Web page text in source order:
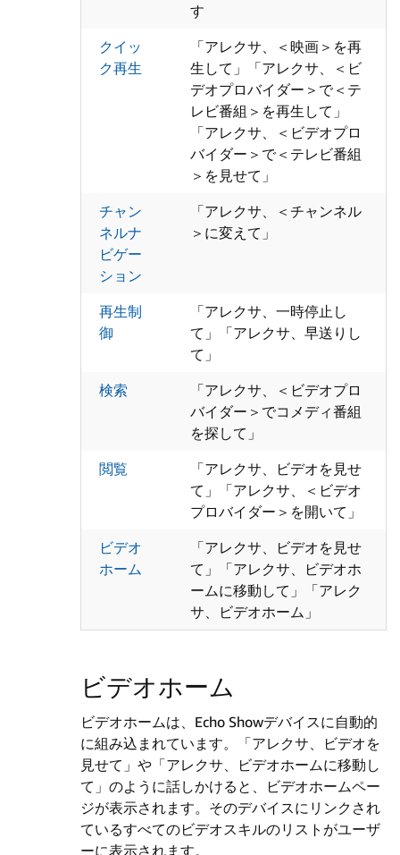
す
クイッ
ク再生
「アレクサ、＜映画＞を再
生して」「アレクサ、＜ビ
デオプロバイダー＞で＜テ
レビ番組＞を再生して」
「アレクサ、＜ビデオプロ
バイダー＞で＜テレビ番組
＞を見せて」
チャン
ネルナ
ビゲー
ション
「アレクサ、＜チャンネル
＞に変えて」
再生制
御
「アレクサ、一時停止し
て」「アレクサ、早送りし
て」
検索
「アレクサ、＜ビデオプロ
バイダー＞でコメディ番組
を探して」
閲覧
「アレクサ、ビデオを見せ
て」「アレクサ、＜ビデオ
プロバイダー＞を開いて」
ビデオ
ホーム
「アレクサ、ビデオを見せ
て」「アレクサ、ビデオホ
ームに移動して」「アレク
サ、ビデオホーム」
ビデオホーム
ビデオホームは、Echo Showデバイスに自動的
に組み込まれています。「アレクサ、ビデオを
見せて」や「アレクサ、ビデオホームに移動し
て」のように話しかけると、ビデオホームペー
ジが表示されます。そのデバイスにリンクされ
ているすべてのビデオスキルのリストがユーザ
ーに表示されます。